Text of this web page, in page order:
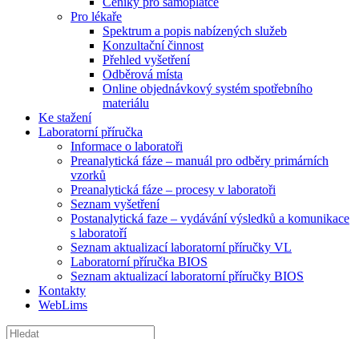
Pro lékaře
Spektrum a popis nabízených služeb
Konzultační činnost
Přehled vyšetření
Odběrová místa
Online objednávkový systém spotřebního
materiálu
Ke stažení
Laboratorní příručka
Informace o laboratoři
Preanalytická fáze – manuál pro odběry primárních
vzorků
Preanalytická fáze – procesy v laboratoři
Seznam vyšetření
Postanalytická faze – vydávání výsledků a komunikace
s laboratoří
Seznam aktualizací laboratorní příručky VL
Laboratorní příručka BIOS
Seznam aktualizací laboratorní příručky BIOS
Kontakty
WebLims